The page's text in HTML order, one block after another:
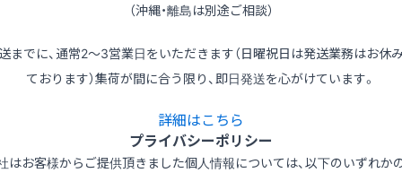
（沖縄・離島は別途ご相談）
までに、通常2～3営業日をいただきます（日曜祝日は発送業務はお休
ております）集荷が間に合う限り、即日発送を心がけています。
詳細はこちら
プライバシーポリシー
はお客様からご提供頂きました個人情報については、以下のいずれか